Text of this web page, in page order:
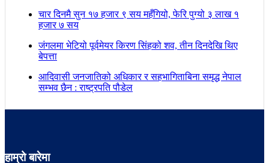
चार दिनमै सुन १७ हजार ९ सय महँगियो, फेरि पुग्यो ३ लाख १
हजार ७ सय
जंगलमा भेटियो पूर्वमेयर किरण सिंहको शव, तीन दिनदेखि थिए
बेपत्ता
आदिवासी जनजातिको अधिकार र सहभागिताबिना समृद्ध नेपाल
सम्भव छैन : राष्ट्रपति पौडेल
हाम्रो बारेमा